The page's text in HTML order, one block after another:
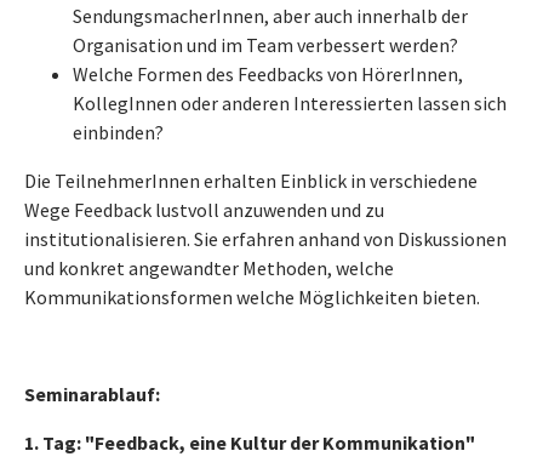
SendungsmacherInnen, aber auch innerhalb der
Organisation und im Team verbessert werden?
Welche Formen des Feedbacks von HörerInnen,
KollegInnen oder anderen Interessierten lassen sich
einbinden?
Die TeilnehmerInnen erhalten Einblick in verschiedene
Wege Feedback lustvoll anzuwenden und zu
institutionalisieren. Sie erfahren anhand von Diskussionen
und konkret angewandter Methoden, welche
Kommunikationsformen welche Möglichkeiten bieten.
Seminarablauf:
1. Tag: "Feedback, eine Kultur der Kommunikation"